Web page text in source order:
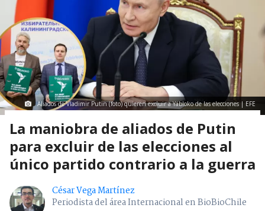
Aliados de Vladimir Putin (foto) quieren excluir a Yábloko de las elecciones | EFE
La maniobra de aliados de Putin
para excluir de las elecciones al
único partido contrario a la guerra
César Vega Martínez
Periodista del área Internacional en BioBioChile